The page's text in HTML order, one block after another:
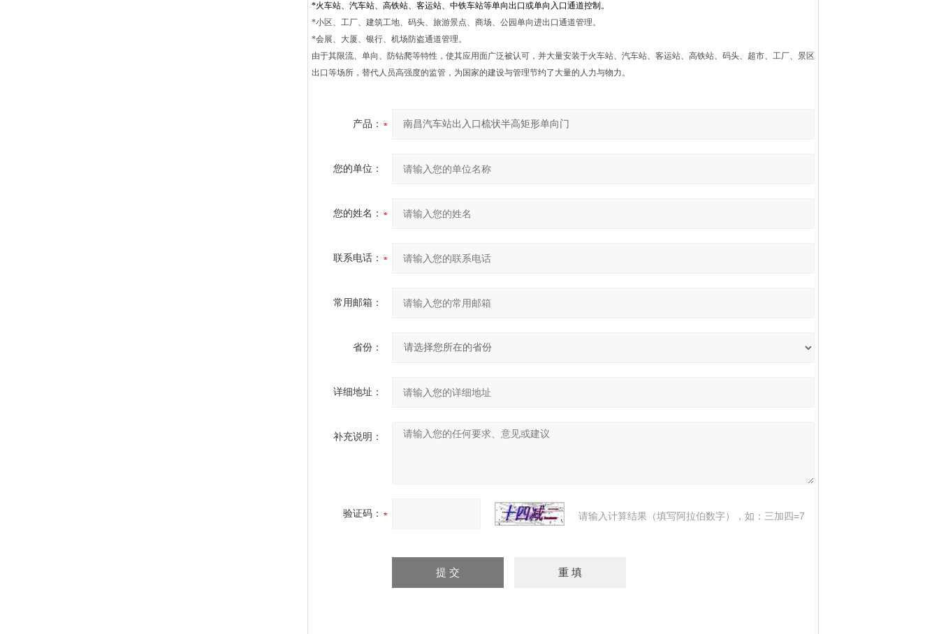
*火车站、汽车站、高铁站、客运站、中铁车站等单向出口或单向入口通道控制。
*小区、工厂、建筑工地、码头、旅游景点、商场、公园单向进出口通道管理。
*会展、大厦、银行、机场防盗通道管理。
由于其限流、单向、防钻爬等特性，使其应用面广泛被认可，并大量安装于火车站、汽车站、客运站、高铁站、码头、超市、工厂、景区
出口等场所，替代人员高强度的监管，为国家的建设与管理节约了大量的人力与物力。
产品：
您的单位：
您的姓名：
联系电话：
常用邮箱：
省份：
详细地址：
补充说明：
验证码： 请输入计算结果（填写阿拉伯数字），如：三加四=7